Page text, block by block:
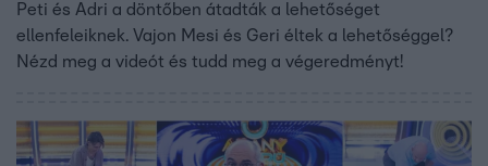
Peti és Adri a döntőben átadták a lehetőséget
ellenfeleiknek. Vajon Mesi és Geri éltek a lehetőséggel?
Nézd meg a videót és tudd meg a végeredményt!